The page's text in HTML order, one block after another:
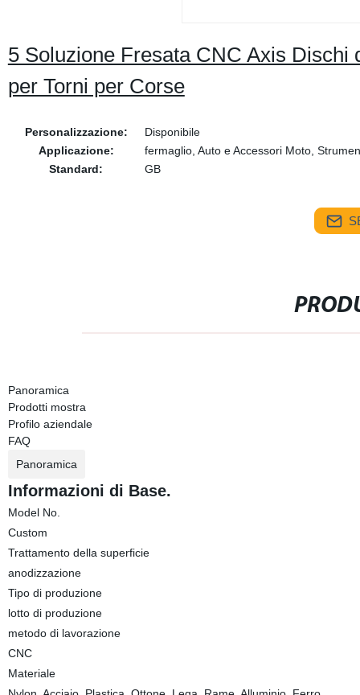
5 Soluzione Fresata CNC Axis
per Torni per Corse
Personalizzazione:
Disponibile
Applicazione:
fermaglio, Auto e Accessori Moto,
Standard:
GB
Panoramica
Prodotti mostra
Profilo aziendale
FAQ
Panoramica
Informazioni di Base.
Model No.
Custom
Trattamento della superficie
anodizzazione
Tipo di produzione
lotto di produzione
metodo di lavorazione
CNC
Materiale